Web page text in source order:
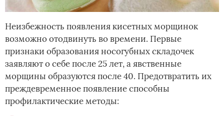
Неизбежность появления кисетных морщинок
возможно отодвинуть во времени. Первые
признаки образования носогубных складочек
заявляют о себе после 25 лет, а явственные
морщины образуются после 40. Предотвратить их
преждевременное появление способны
профилактические методы: